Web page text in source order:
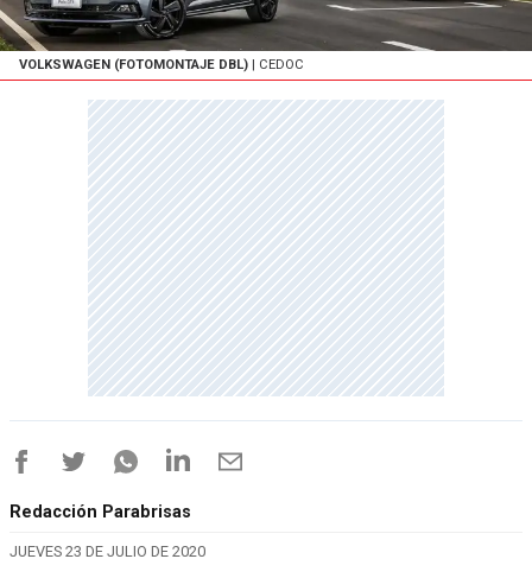
VOLKSWAGEN (FOTOMONTAJE DBL) | CEDOC
Redacción Parabrisas
JUEVES 23 DE JULIO DE 2020